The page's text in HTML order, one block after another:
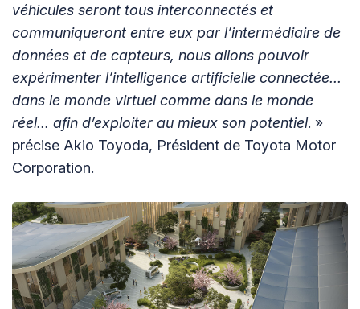
véhicules seront tous interconnectés et
communiqueront entre eux par l’intermédiaire de
données et de capteurs, nous allons pouvoir
expérimenter l’intelligence artificielle connectée...
dans le monde virtuel comme dans le monde
réel... afin d’exploiter au mieux son potentiel. »
précise Akio Toyoda, Président de Toyota Motor
Corporation.